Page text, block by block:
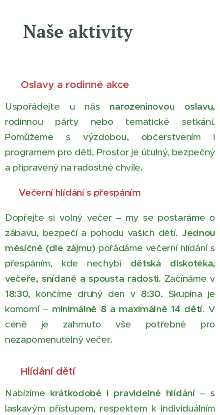
Naše aktivity
🎉 Oslavy a rodinné akce
Uspořádejte u nás narozeninovou oslavu,
rodinnou párty nebo tematické setkání.
Pomůžeme s výzdobou, občerstvením i
programem pro děti. Prostor je útulný, bezpečný
a připravený na radostné chvíle.
🌙 Večerní hlídání s přespáním
Dopřejte si volný večer – my se postaráme o
zábavu, bezpečí a pohodu vašich dětí. Jednou
měsíčně (dle zájmu)pořádáme večerní hlídání s
přespáním, kde nechybí dětská diskotéka,
večeře, snídaně a spousta radosti. Začínáme v
18:30, končíme druhý den v 8:30. Skupina je
komorní – minimálně 8 a maximálně 14 dětí. V
ceně je zahrnuto vše potřebné pro
nezapomenutelný večer.
👶 Hlídání dětí
Nabízíme krátkodobé i pravidelné hlídání– s
laskavým přístupem, respektem k individuálním